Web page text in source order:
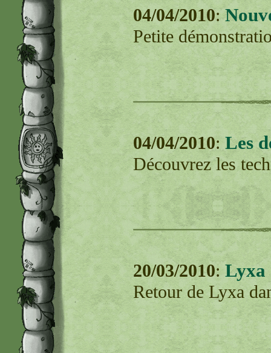
04/04/2010:
Petite
04/04/2010: Les
Découvrez les
20/03/2010: Lyxa
Retour de Lyxa